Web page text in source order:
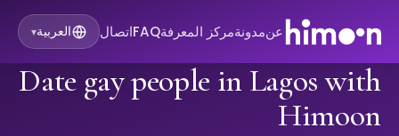
عنمدونةمركز المعرفةFAQاتصال العربية▾
Date gay people in Lagos with
Himoon